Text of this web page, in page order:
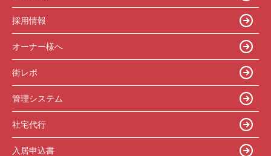
採用情報
オーナー様へ
街レポ
管理システム
社宅代行
入居申込書